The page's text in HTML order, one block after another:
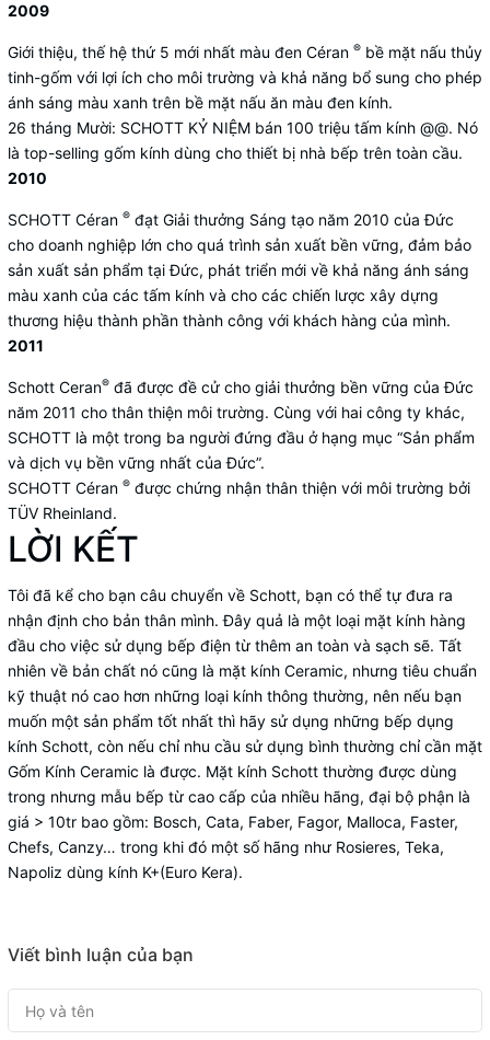
2009
Giới thiệu, thế hệ thứ 5 mới nhất màu đen Céran ® bề mặt nấu thủy
tinh-gốm với lợi ích cho môi trường và khả năng bổ sung cho phép
ánh sáng màu xanh trên bề mặt nấu ăn màu đen kính.
26 tháng Mười: SCHOTT KỶ NIỆM bán 100 triệu tấm kính @@. Nó
là top-selling gốm kính dùng cho thiết bị nhà bếp trên toàn cầu.
2010
SCHOTT Céran ® đạt Giải thưởng Sáng tạo năm 2010 của Đức
cho doanh nghiệp lớn cho quá trình sản xuất bền vững, đảm bảo
sản xuất sản phẩm tại Đức, phát triển mới về khả năng ánh sáng
màu xanh của các tấm kính và cho các chiến lược xây dựng
thương hiệu thành phần thành công với khách hàng của mình.
2011
Schott Ceran® đã được đề cử cho giải thưởng bền vững của Đức
năm 2011 cho thân thiện môi trường. Cùng với hai công ty khác,
SCHOTT là một trong ba người đứng đầu ở hạng mục “Sản phẩm
và dịch vụ bền vững nhất của Đức”.
SCHOTT Céran ® được chứng nhận thân thiện với môi trường bởi
TÜV Rheinland.
LỜI KẾT
Tôi đã kể cho bạn câu chuyển về Schott, bạn có thể tự đưa ra
nhận định cho bản thân mình. Đây quả là một loại mặt kính hàng
đầu cho việc sử dụng bếp điện từ thêm an toàn và sạch sẽ. Tất
nhiên về bản chất nó cũng là mặt kính Ceramic, nhưng tiêu chuẩn
kỹ thuật nó cao hơn những loại kính thông thường, nên nếu bạn
muốn một sản phẩm tốt nhất thì hãy sử dụng những bếp dụng
kính Schott, còn nếu chỉ nhu cầu sử dụng bình thường chỉ cần mặt
Gốm Kính Ceramic là được. Mặt kính Schott thường được dùng
trong nhưng mẫu bếp từ cao cấp của nhiều hãng, đại bộ phận là
giá > 10tr bao gồm: Bosch, Cata, Faber, Fagor, Malloca, Faster,
Chefs, Canzy… trong khi đó một số hãng như Rosieres, Teka,
Napoliz dùng kính K+(Euro Kera).
Viết bình luận của bạn